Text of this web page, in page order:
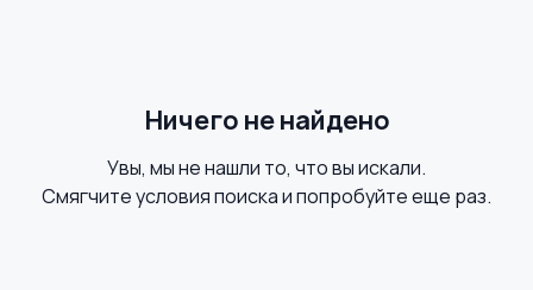
Тату и татуаж Солярии и загар
Ничего не найдено
Увы, мы не нашли то, что вы искали.
Смягчите условия поиска и попробуйте еще раз.